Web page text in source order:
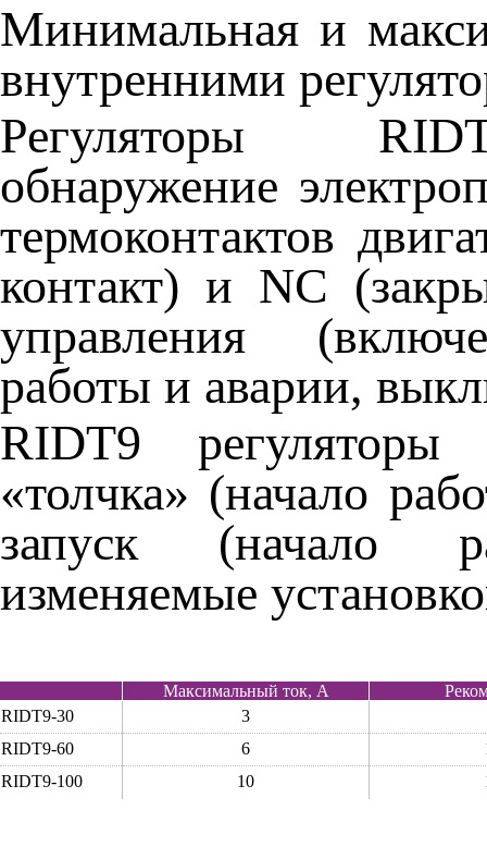
Минимальная и
внутренними
Регуляторы
обнаружение
термоконтактов
контакт) и NC
управления
работы и аварии,
RIDT9
«толчка» (начало
запуск (начало
изменяемые
Максимальный ток, А
RIDT9-30
3
RIDT9-60
6
RIDT9-100
10